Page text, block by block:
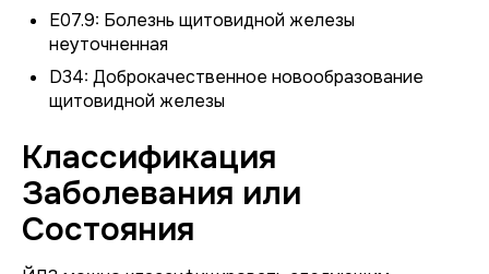
E07.9: Болезнь щитовидной железы
неуточненная
D34: Доброкачественное новообразование
щитовидной железы
Классификация
Заболевания или
Состояния